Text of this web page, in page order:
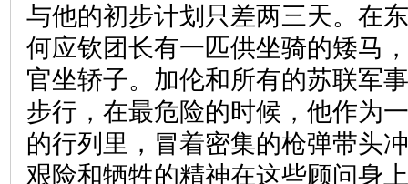
与他的初步计划只差两三天。在
何应钦团长有一匹供坐骑的矮马
官坐轿子。加伦和所有的苏联军
步行，在最危险的时候，他作为
的行列里，冒着密集的枪弹带头
艰险和牺牲的精神在这些顾问身